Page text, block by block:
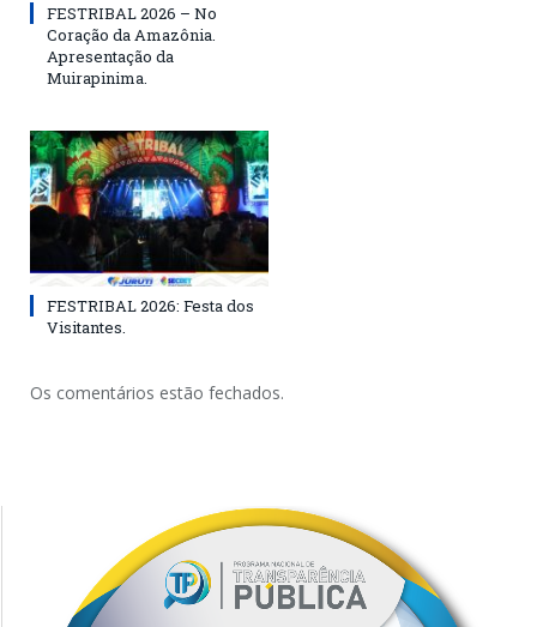
FESTRIBAL 2026 – No
Coração da Amazônia.
Apresentação da
Muirapinima.
FESTRIBAL 2026: Festa dos
Visitantes.
Os comentários estão fechados.